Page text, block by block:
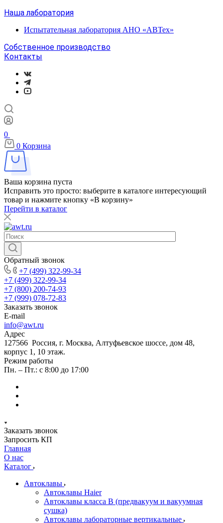
Наша лаборатория
Испытательная лаборатория АНО «АВТех»
Собственное производство
Контакты
0
0 Корзина
Ваша корзина пуста
Исправить это просто: выберите в каталоге интересующий
товар и нажмите кнопку «В корзину»
Перейти в каталог
Обратный звонок
+7 (499) 322-99-34
+7 (499) 322-99-34
+7 (800) 200-74-93
+7 (999) 078-72-83
Заказать звонок
E-mail
info@awt.ru
Адрес
127566 Россия, г. Москва, Алтуфьевское шоссе, дом 48,
корпус 1, 10 этаж.
Режим работы
Пн. – Пт.: с 8:00 до 17:00
Заказать звонок
Запросить КП
Главная
О нас
Каталог
Автоклавы
Автоклавы Haier
Автоклавы класса B (предвакуум и вакуумная
сушка)
Автоклавы лабораторные вертикальные